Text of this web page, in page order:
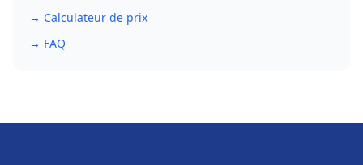
→ Calculateur de prix
→ FAQ